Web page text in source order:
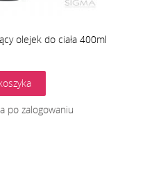
olejek do ciała 400ml
po zalogowaniu